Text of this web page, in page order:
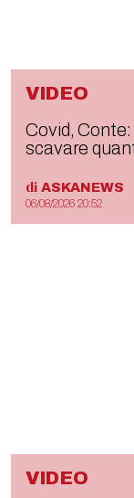
VIDEO
Covid,
scavare
di ASKANEWS
06/08/2026 20:52
VIDEO